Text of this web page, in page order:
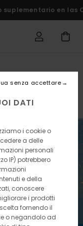
en las
Alcala
DATI
i cookie o
a delle
personali
IP) potrebbero
e della
conoscere
i prodotti
fornendo il
o negandolo ad
senza accettare